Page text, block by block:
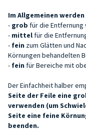
Im Allgemeinen
- grob für die
- mittel für die
- fein zum Glätten und
Körnungen behandelten
- fein für Bereiche mit
Der Einfachheit halber
Seite der Feile eine
verwenden (um
Seite eine feine
beenden.